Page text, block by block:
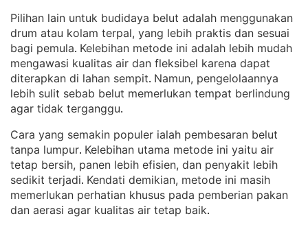
Pilihan lain untuk budidaya belut adalah menggunakan
drum atau kolam terpal, yang lebih praktis dan sesuai
bagi pemula. Kelebihan metode ini adalah lebih mudah
mengawasi kualitas air dan fleksibel karena dapat
diterapkan di lahan sempit. Namun, pengelolaannya
lebih sulit sebab belut memerlukan tempat berlindung
agar tidak terganggu.
Cara yang semakin populer ialah pembesaran belut
tanpa lumpur. Kelebihan utama metode ini yaitu air
tetap bersih, panen lebih efisien, dan penyakit lebih
sedikit terjadi. Kendati demikian, metode ini masih
memerlukan perhatian khusus pada pemberian pakan
dan aerasi agar kualitas air tetap baik.